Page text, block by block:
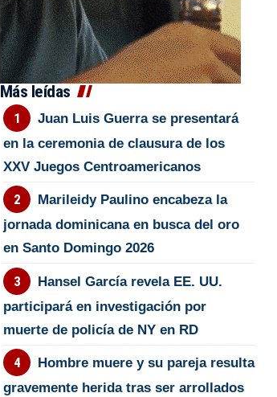
Más leídas
Juan Luis Guerra se presentará
en la ceremonia de clausura de los
XXV Juegos Centroamericanos
Marileidy Paulino encabeza la
jornada dominicana en busca del oro
en Santo Domingo 2026
Hansel García revela EE. UU.
participará en investigación por
muerte de policía de NY en RD
Hombre muere y su pareja resulta
gravemente herida tras ser arrollados